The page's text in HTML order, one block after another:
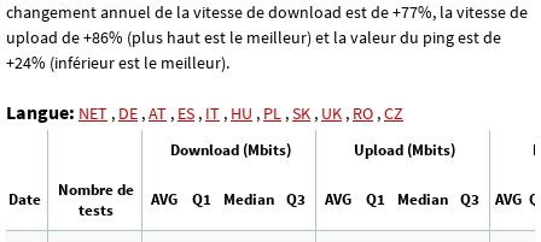
changement annuel de la vitesse de download est de +77%, la vitesse de
upload de +86% (plus haut est le meilleur) et la valeur du ping est de
+24% (inférieur est le meilleur).
Langue: NET , DE ,AT , ES , IT , HU , PL ,SK , UK , RO ,CZ
Download (Mbits) Upload (Mbits)
Date
Nombre de
tests
AVG Q1 Median Q3 AVG Q1 Median Q3 AVG